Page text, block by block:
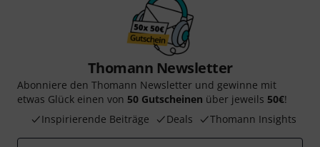
Thomann Newsletter
Abonniere den Thomann Newsletter und gewinne mit
etwas Glück einen von 50 Gutscheinen über jeweils 50€!
Inspirierende Beiträge
Deals Thomann Insights